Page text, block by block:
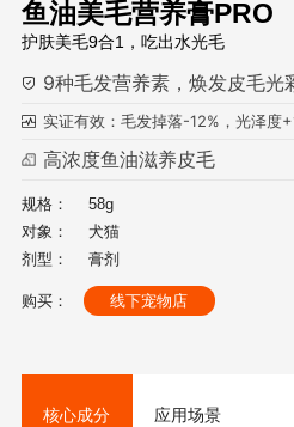
鱼油美毛营养膏PRO
护肤美毛9合1，吃出水光毛
9种毛发营养素，焕发皮毛光
实证有效：毛发掉落-12%，光泽度
高浓度鱼油滋养皮毛
规格：
58g
对象：
犬猫
剂型：
膏剂
购买： 线下宠物店
核心成分 应用场景